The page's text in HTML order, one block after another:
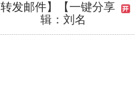
转发邮件】
【一键分享
辑：刘名